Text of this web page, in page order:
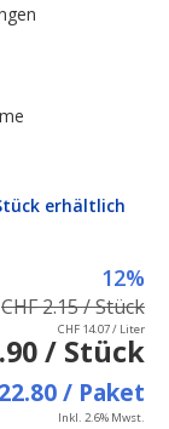
erhältlich
12%
CHF 2.15 / Stück
/ Paket
CHF 14.07 / Liter
/ Stück
Inkl. 2.6% Mwst.